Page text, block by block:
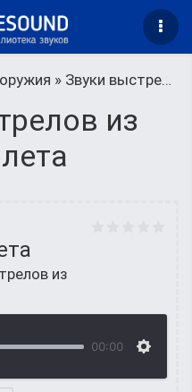
» Звуки выстрелов из пистолета
из
из
00:00